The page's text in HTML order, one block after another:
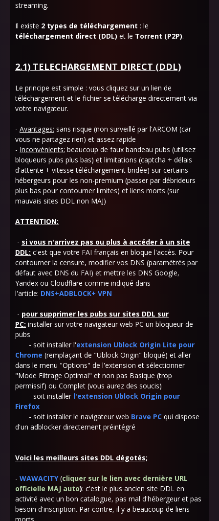
streaming.
Il existe 2 types de téléchargement : le
téléchargement direct (DDL) et le Torrent (P2P).
2.1) TELECHARGEMENT DIRECT (DDL)
Le principe est simple : vous cliquez sur un lien de
téléchargement et le fichier se télécharge directement via
votre navigateur.
- Avantages: sans risque (non surveillé par l'ARCOM (car
vous ne partagez rien) et assez rapide
- Inconvénients: beaucoup de faux bandeau pubs (utilisez
bloqueurs pubs plus bas) et limitations (captcha + délais
d'attente + vitesse téléchargement bridée) sur certains
hébergeurs pour les non-premium (passer par débrideurs
plus bas pour contourner limites) et liens morts (sur
mauvais sites DDL non MAJ)
ATTENTION:
- si vous n'arrivez pas ou plus à accéder à un site
DDL: c'est que votre FAI français en bloque l'accès. Pour
contourner la censure, modifier vos DNS (paramétrés par
défaut avec DNS du FAI) et mettre les DNS Google,
Yandex ou Cloudflare comme indiqué dans
l'article: DNS+ADBLOCK+ VPN
- pour supprimer les pubs sur sites DDL sur
PC: installer sur votre navigateur web PC un bloqueur de
pubs
- soit installer l'extension Ublock Origin Lite pour
Chrome (remplaçant de "Ublock Origin" bloqué) et aller
dans le menu "Options" de l'extension et sélectionner
"Mode Filtrage Optimal" et non pas Basique (trop
permissif) ou Complet (vous aurez des soucis)
- soit installer l'extension Ublock Origin pour
Firefox
- soit installer le navigateur web Brave PC qui dispose
d'un adblocker directement préintégré
Voici les meilleurs sites DDL dégotés;
- WAWACITY(cliquer sur le lien avec dernière URL
officielle MAJ auto): c'est le plus ancien site DDL en
activité avec un bon catalogue, pas mal d'hébergeur et pas
besoin d'inscription. Par contre, il y a beaucoup de liens